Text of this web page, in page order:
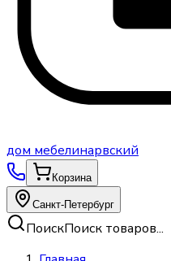
дом мебелинарвский
Корзина
Санкт-Петербург
ПоискПоиск товаров...